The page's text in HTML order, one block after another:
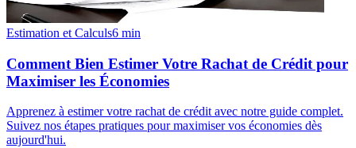
Estimation et Calculs6 min
Comment Bien Estimer Votre Rachat de Crédit pour
Maximiser les Économies
Apprenez à estimer votre rachat de crédit avec notre guide complet.
Suivez nos étapes pratiques pour maximiser vos économies dès
aujourd'hui.